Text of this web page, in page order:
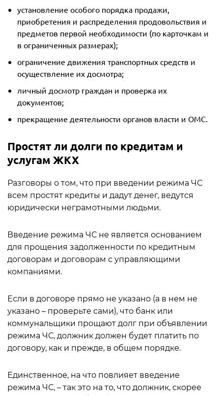
установление особого порядка продажи,
приобретения и распределения продовольствия и
предметов первой необходимости (по карточкам и
в ограниченных размерах);
ограничение движения транспортных средств и
осуществление их досмотра;
личный досмотр граждан и проверка их
документов;
прекращение деятельности органов власти и ОМС.
Простят ли долги по кредитам и
услугам ЖКХ
Разговоры о том, что при введении режима ЧС
всем простят кредиты и дадут денег, ведутся
юридически неграмотными людьми.
Введение режима ЧС не является основанием
для прощения задолженности по кредитным
договорам и договорам с управляющими
компаниями.
Если в договоре прямо не указано (а в нем не
указано – проверьте сами), что банк или
коммунальщики прощают долг при объявлении
режима ЧС, должник должен будет платить по
договору, как и прежде, в общем порядке.
Единственное, на что повлияет введение
режима ЧС, – так это на то, что должник, скорее